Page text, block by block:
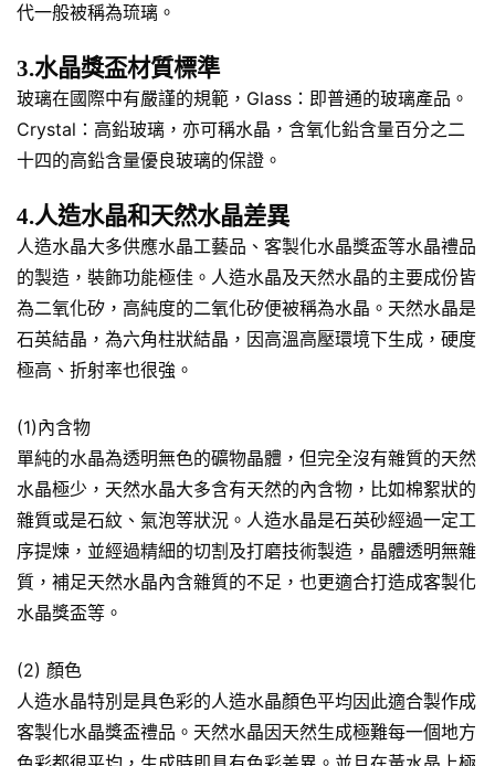
代一般被稱為琉璃。
3.水晶獎盃材質標準
玻璃在國際中有嚴謹的規範，Glass：即普通的玻璃產品。
Crystal：高鉛玻璃，亦可稱水晶，含氧化鉛含量百分之二
十四的高鉛含量優良玻璃的保證。
4.人造水晶和天然水晶差異
人造水晶大多供應水晶工藝品、客製化水晶獎盃等水晶禮品
的製造，裝飾功能極佳。人造水晶及天然水晶的主要成份皆
為二氧化矽，高純度的二氧化矽便被稱為水晶。天然水晶是
石英結晶，為六角柱狀結晶，因高溫高壓環境下生成，硬度
極高、折射率也很強。
(1)內含物
單純的水晶為透明無色的礦物晶體，但完全沒有雜質的天然
水晶極少，天然水晶大多含有天然的內含物，比如棉絮狀的
雜質或是石紋、氣泡等狀況。人造水晶是石英砂經過一定工
序提煉，並經過精細的切割及打磨技術製造，晶體透明無雜
質，補足天然水晶內含雜質的不足，也更適合打造成客製化
水晶獎盃等。
(2) 顏色
人造水晶特別是具色彩的人造水晶顏色平均因此適合製作成
客製化水晶獎盃禮品。天然水晶因天然生成極難每一個地方